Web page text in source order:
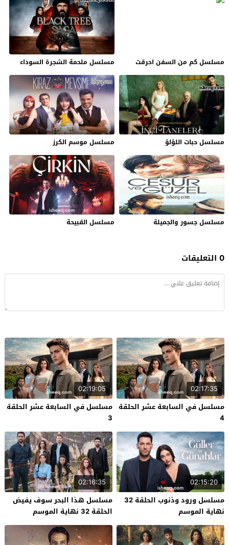
مسلسل كم من السفن احرقت مسلسل ملحمة الشجرة السوداء
مسلسل حبات اللؤلؤ مسلسل موسم الكرز
مسلسل جسور والجميلة مسلسل القبيحة
0 التعليقات
02:17:35
مسلسل في السابعة عشر الحلقة
4
02:19:05
مسلسل في السابعة عشر الحلقة
3
02:15:20
مسلسل ورود وذنوب الحلقة 32
نهاية الموسم
02:16:35
مسلسل هذا البحر سوف يفيض
الحلقة 32 نهاية الموسم